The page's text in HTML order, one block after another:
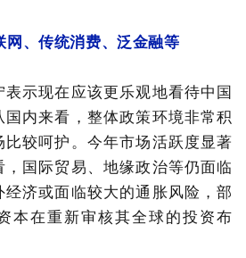
网、传统消费、泛金融等
示现在应该更乐观地看待中国
内来看，整体政策环境非常积
较呵护。 今年市场活跃度显著
，国际贸易、地缘政治等仍面临
经济或面临较大的通胀风险，部
本在重新审核其全球的投资布